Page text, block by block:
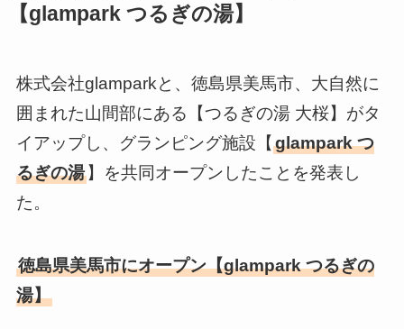
【glampark つるぎの湯】
株式会社glamparkと、徳島県美馬市、大自然に
囲まれた山間部にある【つるぎの湯 大桜】がタ
イアップし、グランピング施設【 glampark つ
るぎの湯】を共同オープンしたことを発表し
た。
徳島県美馬市にオープン【glampark つるぎの
湯】